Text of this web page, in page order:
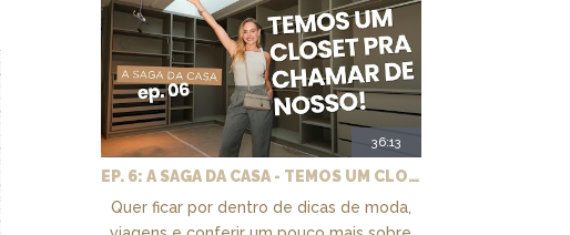
36:13
EP. 6: A SAGA DA CASA - TEMOS UM CLOSET PRA CHAMAR DE NOSSO + MARCENARIA E PAISAGISMO
Quer ficar por dentro de dicas de moda,